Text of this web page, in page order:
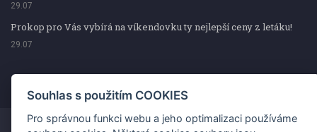
29.07
Prokop pro Vás vybírá na víkendovku ty nejlepší ceny z letáku!
29.07
Copyright ©2026 Jednota, spotřební družstvo v Hodoníně
Souhlas s použitím COOKIES
Pro správnou funkci webu a jeho optimalizaci používáme